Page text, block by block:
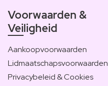
Voorwaarden &
Veiligheid
Aankoopvoorwaarden
Lidmaatschapsvoorwaarden
Privacybeleid & Cookies